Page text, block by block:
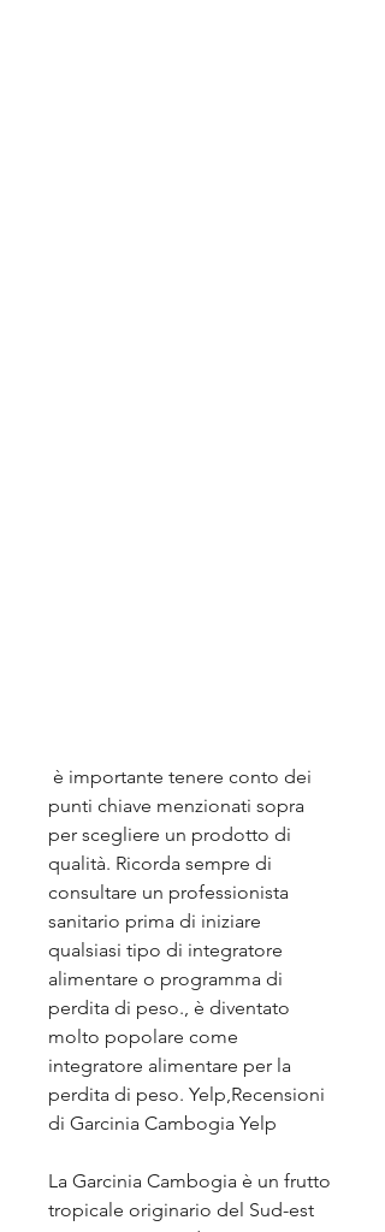
punti chiave menzionati sopra
per scegliere un prodotto di
qualità. Ricorda sempre di
consultare un professionista
sanitario prima di iniziare
qualsiasi tipo di integratore
alimentare o programma di
perdita di peso., è diventato
molto popolare come
integratore alimentare per la
perdita di peso. Yelp,Recensioni
di Garcinia Cambogia Yelp
La Garcinia Cambogia è un frutto
tropicale originario del Sud-est